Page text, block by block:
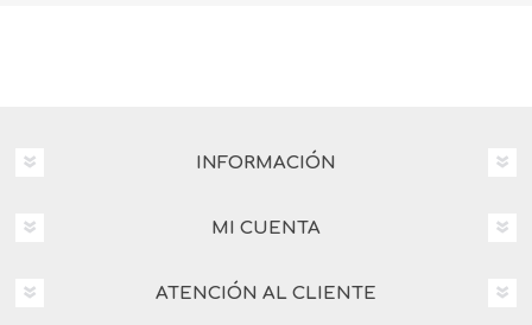
INFORMACIÓN
MI CUENTA
ATENCIÓN AL CLIENTE